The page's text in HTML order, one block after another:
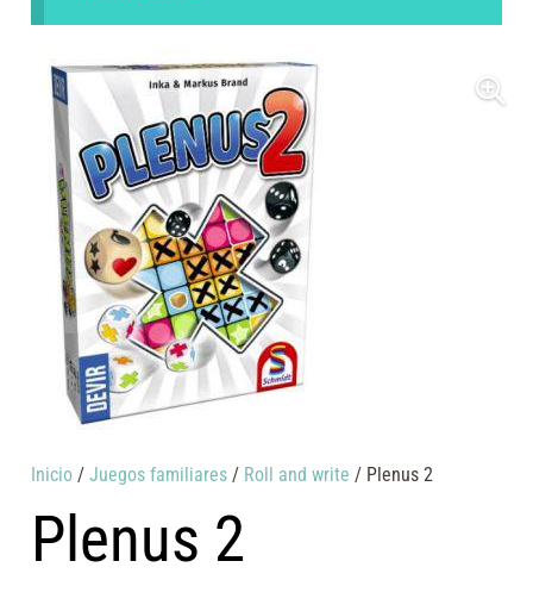
Inicio /Juegos familiares / Roll and write / Plenus 2
Plenus 2